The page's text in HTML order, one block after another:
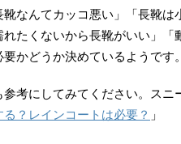
なんてカッコ悪い」「長靴
れたくないから長靴がいい」
かどうか決めているようです。
参考にしてみてください。ス
？レインコートは必要？ 」